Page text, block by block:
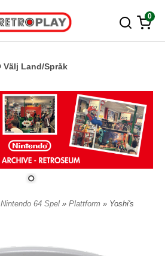
0
Välj Land/Språk
Nintendo 64 Spel » Plattform » Yoshi's